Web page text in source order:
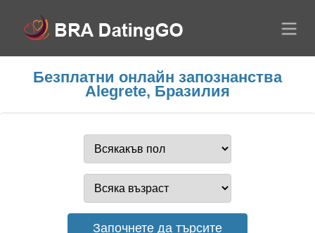
Безплатни онлайн запознанства
Alegrete, Бразилия